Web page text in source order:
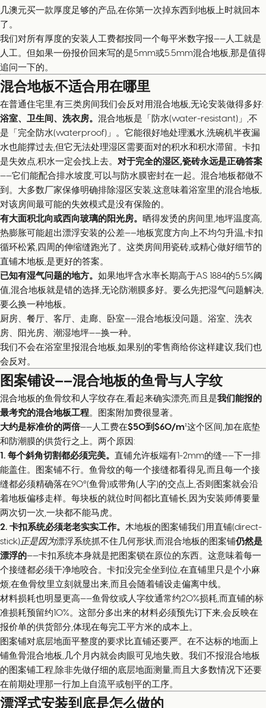
几澳元买一款厚度足够的产品,在你第一次掉东西到地板上时就回本
了。
我们对所有厚度的安装人工费都按同一个每平米数字报——人工就是
人工。但如果一份报价回来写的是5mm或5.5mm混合地板,那是值得
追问一下的。
混合地板不适合用在哪里
在普通住宅里,有三类房间我们会反对用混合地板,无论安装做得多好:
浴室、卫生间、洗衣房。 混合地板是「防水(water-resistant)」,不
是「完全防水(waterproof)」。它能很好地处理溅水,洗碗机半夜漏
水也能撑过去,但它无法处理湿区需要面对的积水和积水滞留。卡扣
是失效点,积水一定会找上去。 对于完全的湿区,瓷砖永远是正确答案
——它们能配合排水坡度,可以与防水膜密封在一起。混合地板都做不
到。大多数厂家保修明确排除湿区安装,这意味着浴室里的混合地板,
对该房间最可能的失效模式是没有保险的。
有大面积北向或西向玻璃的阳光房。 晒得发烫的房间里,地坪温度高,
热膨胀可能超出漂浮安装的公差——地板宽度方向上不均匀升温,卡扣
循环松紧,四周的伸缩缝跑光了。这类房间用瓷砖,或精心做好细节的
直铺木地板,是更好的答案。
已知有湿气问题的地方。 如果地坪含水率长期高于AS 1884的5.5%阈
值,混合地板就是错的选择,无论防潮膜多好。要么先把湿气问题解决,
要么换一种地板。
厨房、餐厅、客厅、走廊、卧室——混合地板没问题。浴室、洗衣
房、阳光房、潮湿地坪——换一种。
我们不会在浴室里报混合地板,如果别的零售商给你这样建议,我们也
会反对。
图案铺设——混合地板的鱼骨与人字纹
混合地板的鱼骨纹和人字纹存在,看起来确实漂亮,而且是我们能报的
最考究的混合地板工程。图案附加费很显著。
大约是标准价的两倍——人工费在$50到$60/m²这个区间,加在底垫
和防潮膜的供货行之上。两个原因:
1. 每个斜角切割都必须完美。 直铺允许板端有1-2mm的缝——下一排
能盖住。图案铺不行。鱼骨纹的每一个接缝都看得见,而且每一个接
缝都必须精确落在90°(鱼骨)或带角(人字)的交点上,否则图案就会沿
着地板偏移走样。每块板的就位时间都比直铺长,因为安装师傅要量
两次切一次,一块都不能马虎。
2. 卡扣系统必须老老实实工作。 木地板的图案铺我们用直铺(direct-
stick)正是因为漂浮系统抓不住几何形状,而混合地板的图案铺仍然是
漂浮的——卡扣系统本身就是把图案锁在原位的东西。这意味着每一
个接缝都必须干净地咬合。卡扣没完全坐到位,在直铺里只是个小麻
烦;在鱼骨纹里立刻就显出来,而且会随着铺设走偏离中线。
材料损耗也明显更高——鱼骨纹或人字纹通常约20%损耗,而直铺的标
准损耗预留约10%。这部分多出来的材料必须预先订下来,会反映在
报价单的供货部分,体现在每完工平方米的成本上。
图案铺对底层地面平整度的要求比直铺还要严。在不达标的地面上
铺鱼骨混合地板,几个月内就会肉眼可见地失败。我们不报混合地板
的图案铺工程,除非先做仔细的底层地面测量,而且大多数情况下还要
在前期处理那一行加上自流平或刨平的工序。
漂浮式安装到底是怎么做的